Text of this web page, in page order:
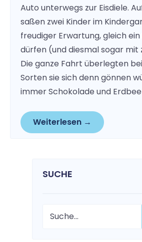
Auto unterwegs zur Eisdiele.
saßen zwei Kinder im
freudiger Erwartung, gleich ein
dürfen (und diesmal sogar mit
Die ganze Fahrt überlegten
Sorten sie sich denn gönnen
immer Schokolade und
Weiterlesen →
SUCHE